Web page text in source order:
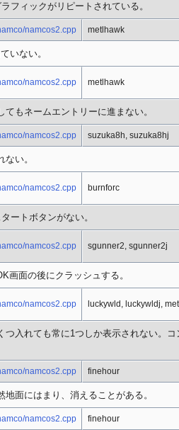
フィックがリピートされている。
namcos2.cpp metlhawk
いない。
namcos2.cpp metlhawk
てもネームエントリーに進まない。
namcos2.cpp suzuka8h, suzuka8hj
い。
namcos2.cpp burnforc
ートボタンがない。
namcos2.cpp sgunner2, sgunner2j
画面の後にクラッシュする。
namcos2.cpp luckywld, luckywldj,
つ入れても常に1つしか表示されない。
namcos2.cpp finehour
地面にはまり、消えることがある。
namcos2.cpp finehour